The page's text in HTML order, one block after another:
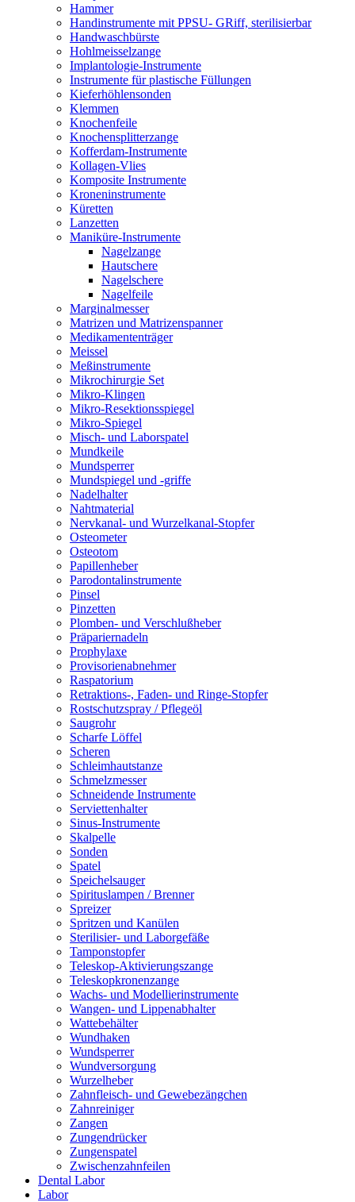
Hammer
Handinstrumente mit PPSU- GRiff, sterilisierbar
Handwaschbürste
Hohlmeisselzange
Implantologie-Instrumente
Instrumente für plastische Füllungen
Kieferhöhlensonden
Klemmen
Knochenfeile
Knochensplitterzange
Kofferdam-Instrumente
Kollagen-Vlies
Komposite Instrumente
Kroneninstrumente
Küretten
Lanzetten
Maniküre-Instrumente
Nagelzange
Hautschere
Nagelschere
Nagelfeile
Marginalmesser
Matrizen und Matrizenspanner
Medikamententräger
Meissel
Meßinstrumente
Mikrochirurgie Set
Mikro-Klingen
Mikro-Resektionsspiegel
Mikro-Spiegel
Misch- und Laborspatel
Mundkeile
Mundsperrer
Mundspiegel und -griffe
Nadelhalter
Nahtmaterial
Nervkanal- und Wurzelkanal-Stopfer
Osteometer
Osteotom
Papillenheber
Parodontalinstrumente
Pinsel
Pinzetten
Plomben- und Verschlußheber
Präpariernadeln
Prophylaxe
Provisorienabnehmer
Raspatorium
Retraktions-, Faden- und Ringe-Stopfer
Rostschutzspray / Pflegeöl
Saugrohr
Scharfe Löffel
Scheren
Schleimhautstanze
Schmelzmesser
Schneidende Instrumente
Serviettenhalter
Sinus-Instrumente
Skalpelle
Sonden
Spatel
Speichelsauger
Spirituslampen / Brenner
Spreizer
Spritzen und Kanülen
Sterilisier- und Laborgefäße
Tamponstopfer
Teleskop-Aktivierungszange
Teleskopkronenzange
Wachs- und Modellierinstrumente
Wangen- und Lippenabhalter
Wattebehälter
Wundhaken
Wundsperrer
Wundversorgung
Wurzelheber
Zahnfleisch- und Gewebezängchen
Zahnreiniger
Zangen
Zungendrücker
Zungenspatel
Zwischenzahnfeilen
Dental Labor
Labor